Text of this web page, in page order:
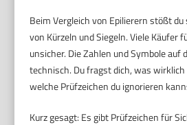
Beim Vergleich von Epilierern stößt
von Kürzeln und Siegeln. Viele Käufer
unsicher. Die Zahlen und Symbole auf
technisch. Du fragst dich, was
welche Prüfzeichen du ignorieren
Kurz gesagt: Es gibt Prüfzeichen für